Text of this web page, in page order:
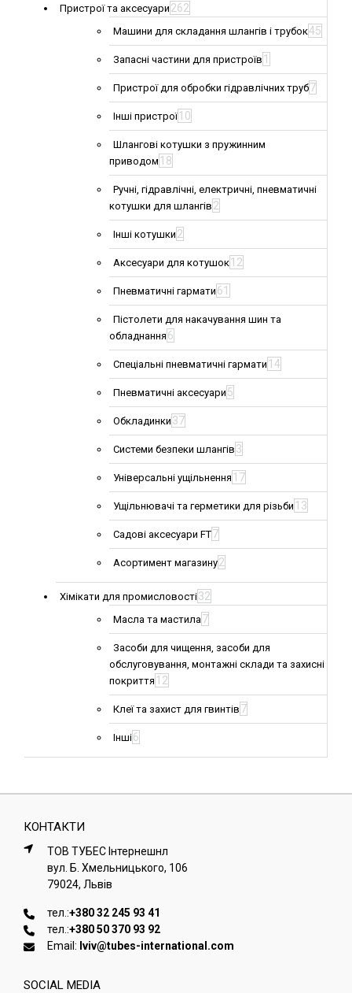
Пристрої та аксесуари 262
Машини для складання шлангів і трубок45
Запасні частини для пристроїв 1
Пристрої для обробки гідравлічних труб7
Інші пристрої 10
Шлангові котушки з пружинним
приводом 18
Ручні, гідравлічні, електричні, пневматичні
котушки для шлангів 2
Інші котушки 2
Аксесуари для котушок 12
Пневматичні гармати 61
Пістолети для накачування шин та
обладнання 6
Спеціальні пневматичні гармати 14
Пневматичні аксесуари 5
Обкладинки 37
Системи безпеки шлангів 3
Універсальні ущільнення 17
Ущільнювачі та герметики для різьби 13
Садові аксесуари FT7
Асортимент магазину2
Хімікати для промисловості32
Масла та мастила7
Засоби для чищення, засоби для
обслуговування, монтажні склади та захисні
покриття 12
Клеї та захист для гвинтів 7
Інші6
КОНТАКТИ
ТОВ ТУБЕС Iнтернешнл
вул. Б. Хмельницького, 106
79024, Львiв
тел.:+380 32 245 93 41
тел.:+380 50 370 93 92
Email: lviv@tubes-international.com
SOCIAL MEDIA